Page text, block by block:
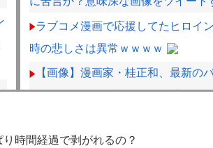
ラブコメ漫画で応援してたヒロイ
時の悲しさは異常ｗｗｗｗ
【画像】漫画家・桂正和、最新の
尻のイラスト投稿にネット衝撃「こ
【速報】影山優佳（25）、『爆弾
時間経過で剥がれるの？